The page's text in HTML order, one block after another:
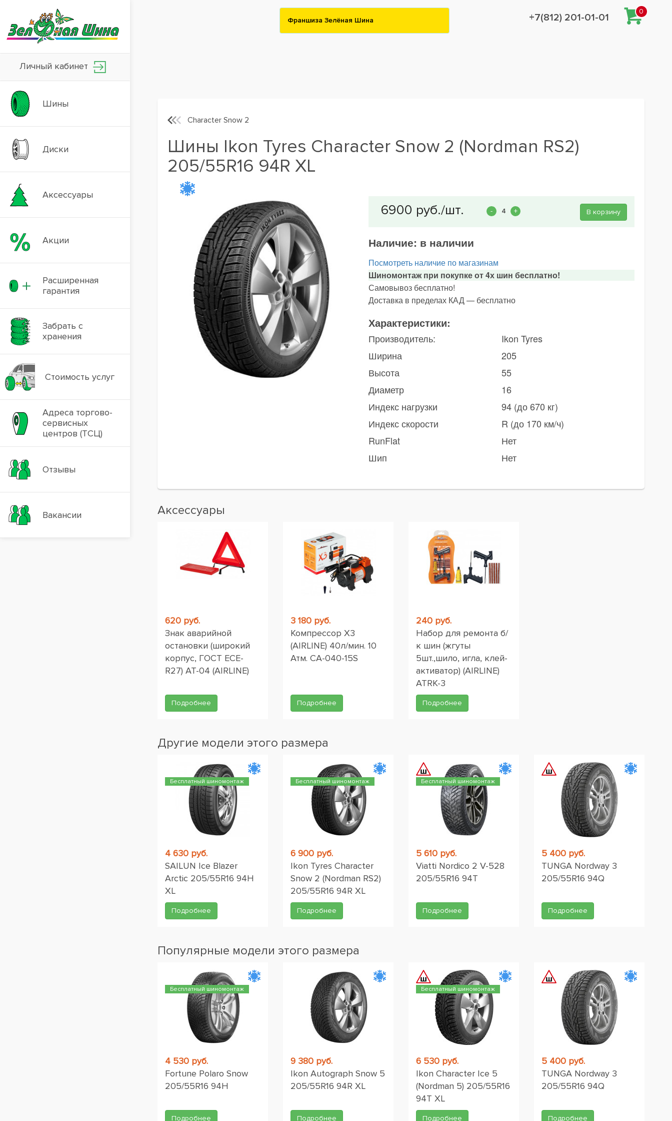
Личный кабинет
Шины
Диски
Аксессуары
Акции
Расширенная
гарантия
Забрать с
хранения
Стоимость услуг
Адреса торгово-
сервисных
центров (ТСЦ)
Отзывы
Вакансии
Франшиза Зелёная Шина +7(812) 201-01-01
0
Character Snow 2
Шины Ikon Tyres Character Snow 2 (Nordman RS2)
205/55R16 94R XL
В корзину
Наличие: в наличии
Посмотреть наличие по магазинам
Шиномонтаж при покупке от 4х шин бесплатно!
Самовывоз бесплатно!
Доставка в пределах КАД — бесплатно
Характеристики:
Производитель:
Ikon Tyres
Ширина
205
Высота
55
Диаметр
16
Индекс нагрузки
94 (до 670 кг)
Индекс скорости
R (до 170 км/ч)
RunFlat
Нет
Шип
Нет
Аксессуары
620 руб.
Знак аварийной
остановки (широкий
корпус, ГОСТ ЕСЕ-
R27) AT-04 (AIRLINE)
Подробнее
3 180 руб.
Компрессор X3
(AIRLINE) 40л/мин. 10
Атм. CA-040-15S
Подробнее
240 руб.
Набор для ремонта б/
к шин (жгуты
5шт.,шило, игла, клей-
активатор) (AIRLINE)
ATRK-3
Подробнее
Другие модели этого размера
Бесплатный шиномонтаж
4 630 руб.
SAILUN Ice Blazer
Arctic 205/55R16 94H
XL
Подробнее
Бесплатный шиномонтаж
6 900 руб.
Ikon Tyres Character
Snow 2 (Nordman RS2)
205/55R16 94R XL
Подробнее
Бесплатный шиномонтаж
5 610 руб.
Viatti Nordico 2 V-528
205/55R16 94T
Подробнее
5 400 руб.
TUNGA Nordway 3
205/55R16 94Q
Подробнее
Популярные модели этого размера
Бесплатный шиномонтаж
4 530 руб.
Fortune Polaro Snow
205/55R16 94H
Подробнее
9 380 руб.
Ikon Autograph Snow 5
205/55R16 94R XL
Подробнее
Бесплатный шиномонтаж
6 530 руб.
Ikon Character Ice 5
(Nordman 5) 205/55R16
94T XL
Подробнее
5 400 руб.
TUNGA Nordway 3
205/55R16 94Q
Подробнее